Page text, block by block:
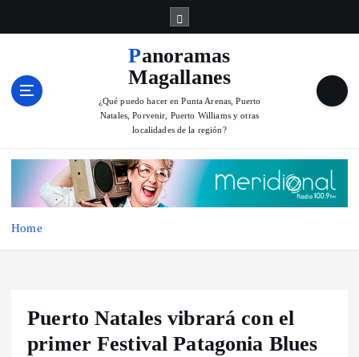
Panoramas
Magallanes
¿Qué puedo hacer en Punta Arenas, Puerto
Natales, Porvenir, Puerto Williams y otras
localidades de la región?
Home
Puerto Natales vibrará con el
primer Festival Patagonia Blues